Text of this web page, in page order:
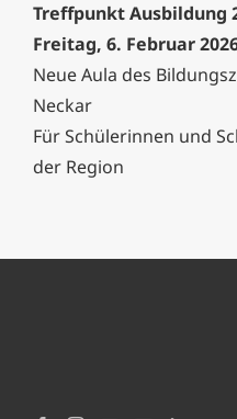
Treffpunkt Ausbildung
Freitag, 6. Februar
Neue Aula des
Neckar
Für Schülerinnen und
der Region